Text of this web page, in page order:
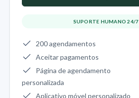
SUPORTE HUMANO 24/7
200 agendamentos
Aceitar pagamentos
Página de agendamento
personalizada
Aplicativo móvel personalizado